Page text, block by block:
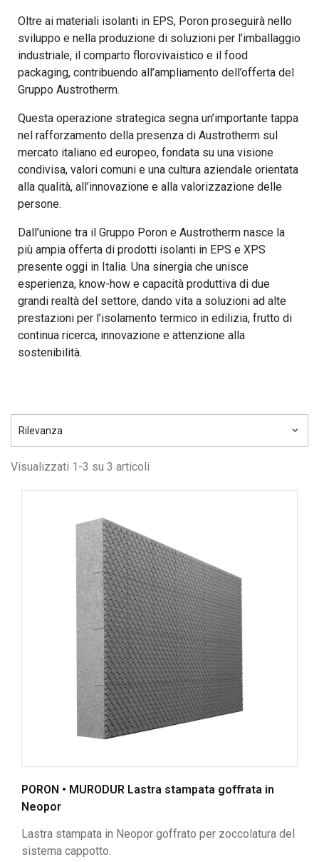
Oltre ai materiali isolanti in EPS, Poron proseguirà nello
sviluppo e nella produzione di soluzioni per l’imballaggio
industriale, il comparto florovivaistico e il food
packaging, contribuendo all’ampliamento dell’offerta del
Gruppo Austrotherm.
Questa operazione strategica segna un’importante tappa
nel rafforzamento della presenza di Austrotherm sul
mercato italiano ed europeo, fondata su una visione
condivisa, valori comuni e una cultura aziendale orientata
alla qualità, all’innovazione e alla valorizzazione delle
persone.
Dall’unione tra il Gruppo Poron e Austrotherm nasce la
più ampia offerta di prodotti isolanti in EPS e XPS
presente oggi in Italia. Una sinergia che unisce
esperienza, know-how e capacità produttiva di due
grandi realtà del settore, dando vita a soluzioni ad alte
prestazioni per l’isolamento termico in edilizia, frutto di
continua ricerca, innovazione e attenzione alla
sostenibilità.
Rilevanza keyboard_arrow_down
Visualizzati 1-3 su 3 articoli
PORON • MURODUR Lastra stampata goffrata in
Neopor
Lastra stampata in Neopor goffrato per zoccolatura del
sistema cappotto.